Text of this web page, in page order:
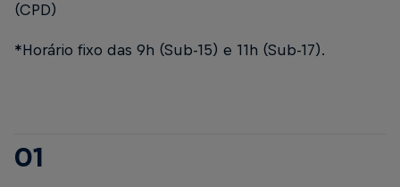
(CPD)
*Horário fixo das 9h (Sub-15) e 11h (Sub-17).
01